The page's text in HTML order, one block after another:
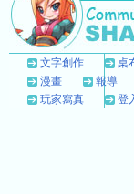
文字創作 桌
漫畫
報導
玩家寫真
登